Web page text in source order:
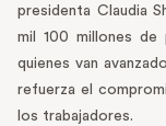
presidenta Claudia
mil 100 millones de
quienes van
refuerza el
los trabajadores.